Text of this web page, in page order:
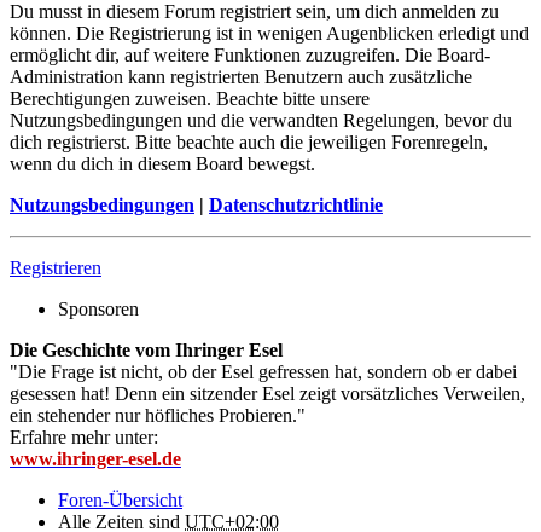
Du musst in diesem Forum registriert sein, um dich anmelden zu
können. Die Registrierung ist in wenigen Augenblicken erledigt und
ermöglicht dir, auf weitere Funktionen zuzugreifen. Die Board-
Administration kann registrierten Benutzern auch zusätzliche
Berechtigungen zuweisen. Beachte bitte unsere
Nutzungsbedingungen und die verwandten Regelungen, bevor du
dich registrierst. Bitte beachte auch die jeweiligen Forenregeln,
wenn du dich in diesem Board bewegst.
Nutzungsbedingungen | Datenschutzrichtlinie
Registrieren
Sponsoren
Die Geschichte vom Ihringer Esel
"Die Frage ist nicht, ob der Esel gefressen hat, sondern ob er dabei
gesessen hat! Denn ein sitzender Esel zeigt vorsätzliches Verweilen,
ein stehender nur höfliches Probieren."
Erfahre mehr unter:
www.ihringer-esel.de
Foren-Übersicht
Alle Zeiten sind UTC+02:00